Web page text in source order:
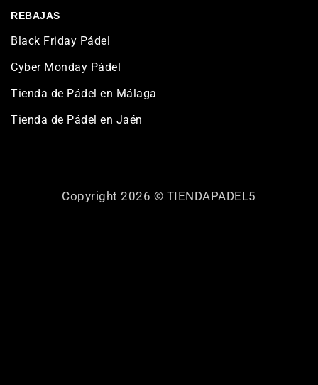
REBAJAS
Black Friday Pádel
Cyber Monday Pádel
Tienda de Pádel en Málaga
Tienda de Pádel en Jaén
Copyright 2026 © TIENDAPADEL5